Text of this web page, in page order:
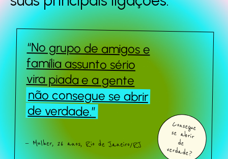
Queridos Estranhos
Sobre o estudo
Quem somos
“No grupo de amigos e
família assunto sério
vira piada e a gente
não consegue se abrir
de verdade.”
— Mulher, 26 anos, Rio de Janeiro/RJ
Consegue
se abrir
de
verdade?